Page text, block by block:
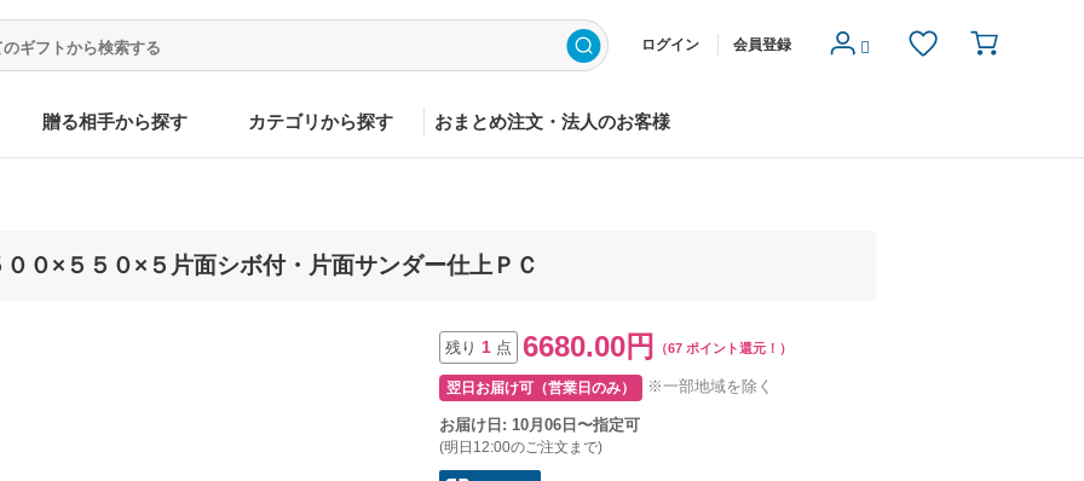
ログイン 会員登録
贈る相手から探す カテゴリから探す おまとめ注文・法人のお客様
０×５５０×５片面シボ付・片面サンダー仕上ＰＣ
残り 1 点 6680.00円 （67 ポイント還元！）
翌日お届け可（営業日のみ） ※一部地域を除く
お届け日: 10月06日〜指定可
(明日12:00のご注文まで)